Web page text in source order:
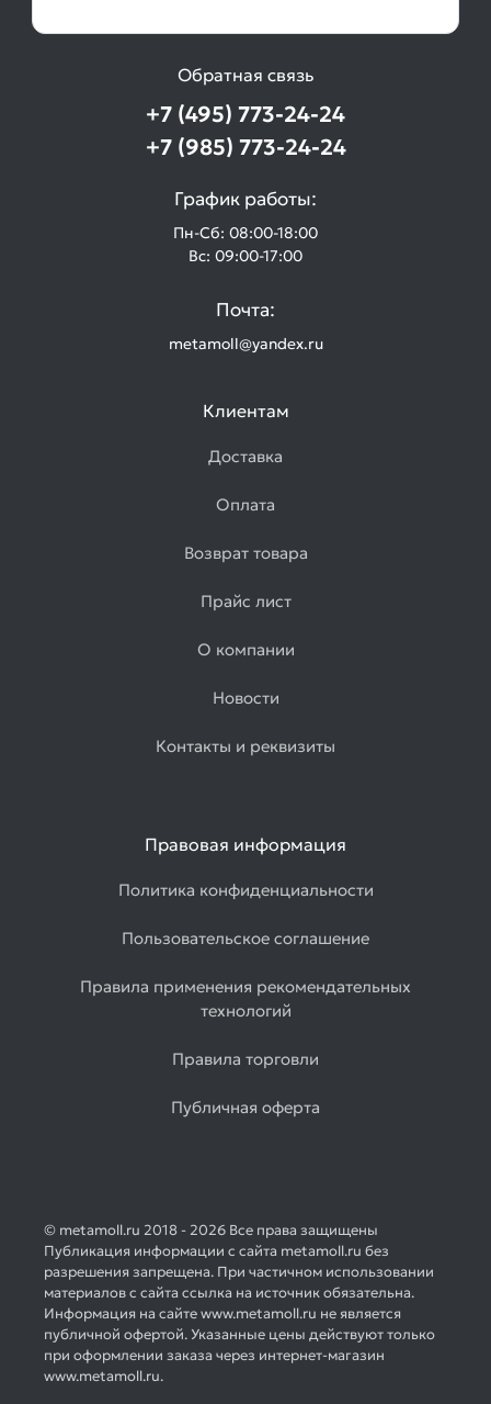
Обратная связь
+7 (495) 773-24-24
+7 (985) 773-24-24
График работы:
Пн-Сб: 08:00-18:00
Вс: 09:00-17:00
Почта:
metamoll@yandex.ru
Клиентам
Доставка
Оплата
Возврат товара
Прайс лист
О компании
Новости
Контакты и реквизиты
Правовая информация
Политика конфиденциальности
Пользовательское соглашение
Правила применения рекомендательных
технологий
Правила торговли
Публичная оферта
© metamoll.ru 2018 - 2026 Все права защищены
Публикация информации с сайта metamoll.ru без
разрешения запрещена. При частичном использовании
материалов с сайта ссылка на источник обязательна.
Информация на сайте www.metamoll.ru не является
публичной офертой. Указанные цены действуют только
при оформлении заказа через интернет-магазин
www.metamoll.ru.